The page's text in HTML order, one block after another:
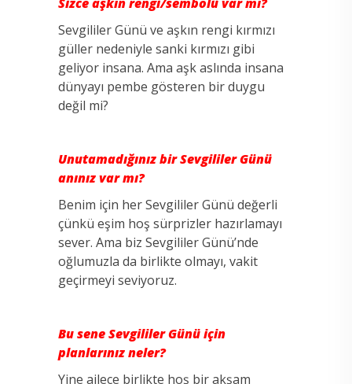
Sevgililer Günü ve aşkın rengi kırmızı
güller nedeniyle sanki kırmızı gibi
geliyor insana. Ama aşk aslında insana
dünyayı pembe gösteren bir duygu
değil mi?
Unutamadığınız bir Sevgililer Günü
anınız var mı?
Benim için her Sevgililer Günü değerli
çünkü eşim hoş sürprizler hazırlamayı
sever. Ama biz Sevgililer Günü’nde
oğlumuzla da birlikte olmayı, vakit
geçirmeyi seviyoruz.
Bu sene Sevgililer Günü için
planlarınız neler?
Yine ailece birlikte hoş bir akşam